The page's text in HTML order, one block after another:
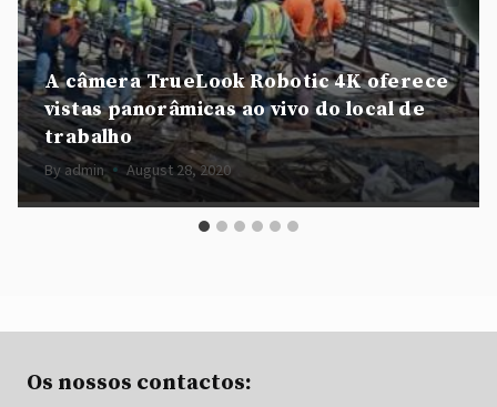
A câmera TrueLook Robotic 4K oferece
vistas panorâmicas ao vivo do local de
trabalho
By admin August 28, 2020
Os nossos contactos: